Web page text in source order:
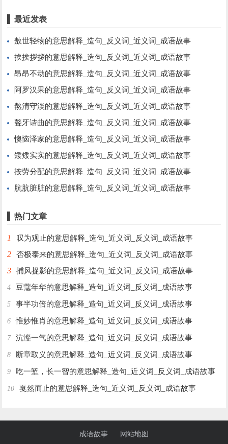
最近发表
敖世轻物的意思解释_造句_反义词_近义词_成语故事
挨挨拶拶的意思解释_造句_反义词_近义词_成语故事
昂昂不动的意思解释_造句_反义词_近义词_成语故事
阿罗汉果的意思解释_造句_反义词_近义词_成语故事
熬清守淡的意思解释_造句_反义词_近义词_成语故事
聱牙诘曲的意思解释_造句_反义词_近义词_成语故事
懊恼泽家的意思解释_造句_反义词_近义词_成语故事
矮矮实实的意思解释_造句_反义词_近义词_成语故事
按劳分配的意思解释_造句_反义词_近义词_成语故事
肮肮脏脏的意思解释_造句_反义词_近义词_成语故事
热门文章
1 叹为观止的意思解释_造句_近义词_反义词_成语故事
2 否极泰来的意思解释_造句_近义词_反义词_成语故事
3 捕风捉影的意思解释_造句_近义词_反义词_成语故事
4 豆蔻年华的意思解释_造句_近义词_反义词_成语故事
5 事半功倍的意思解释_造句_近义词_反义词_成语故事
6 惟妙惟肖的意思解释_造句_近义词_反义词_成语故事
7 沆瀣一气的意思解释_造句_近义词_反义词_成语故事
8 断章取义的意思解释_造句_近义词_反义词_成语故事
9 吃一堑，长一智的意思解释_造句_近义词_反义词_成语故事
10 戛然而止的意思解释_造句_近义词_反义词_成语故事
成语故事 网站地图